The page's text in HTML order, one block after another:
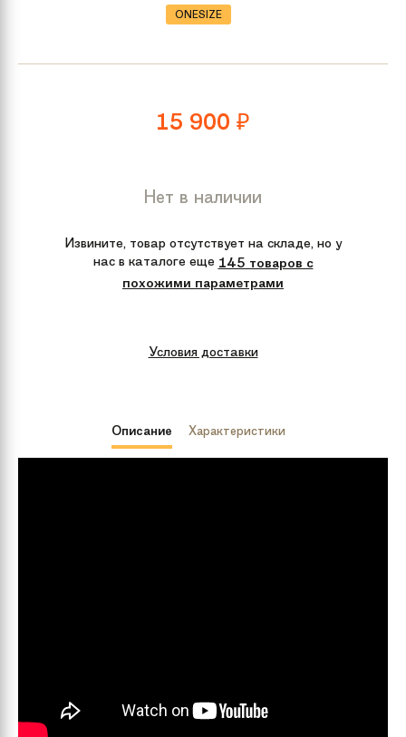
15 900 ₽
Нет в наличии
Извините, товар отсутствует на складе, но у
нас в каталоге еще 145 товаров с
похожими параметрами
ONESIZE
Условия доставки
Описание Характеристики